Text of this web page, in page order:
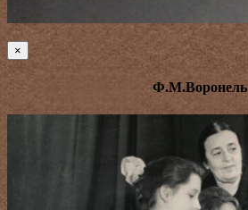
×
Ф.М.Воронель